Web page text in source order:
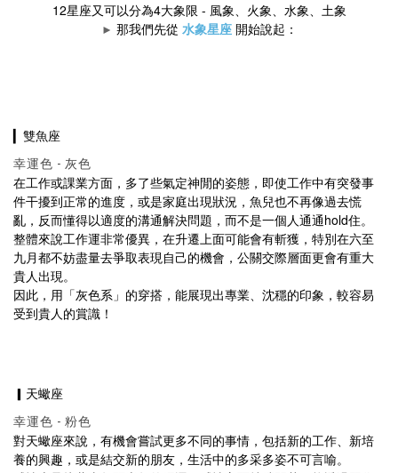
12星座又可以分為4大象限 - 風象、火象、水象、土象
► 那我們先從 水象星座 開始說起：
雙魚座
幸運色 - 灰色
在工作或課業方面，多了些氣定神閒的姿態，即使工作中有突發事
件干擾到正常的進度，或是家庭出現狀況，魚兒也不再像過去慌
亂，反而懂得以適度的溝通解決問題，而不是一個人通通hold住。
整體來說工作運非常優異，在升遷上面可能會有斬獲，特別在六至
九月都不妨盡量去爭取表現自己的機會，公關交際層面更會有重大
貴人出現。
因此，用「灰色系」的穿搭，能展現出專業、沈穩的印象，較容易
受到貴人的賞識！
▎天蠍座
幸運色 - 粉色
對天蠍座來說，有機會嘗試更多不同的事情，包括新的工作、新培
養的興趣，或是結交新的朋友，生活中的多采多姿不可言喻。